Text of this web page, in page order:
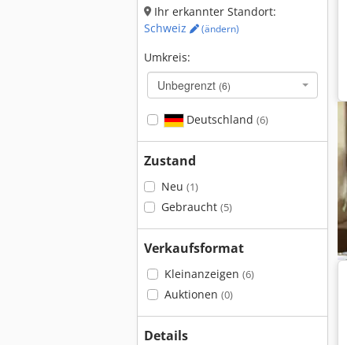
Ihr erkannter Standort:
Schweiz
(ändern)
Umkreis:
Unbegrenzt (6)
Deutschland (6)
Zustand
Neu (1)
Gebraucht (5)
Verkaufsformat
Kleinanzeigen (6)
Auktionen (0)
Details